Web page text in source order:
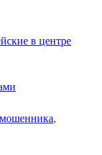
в центре